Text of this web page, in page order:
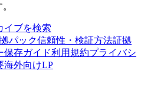
イブを検索
パック信頼性・検証方法証拠
保存ガイド利用規約プライバシ
海外向けLP